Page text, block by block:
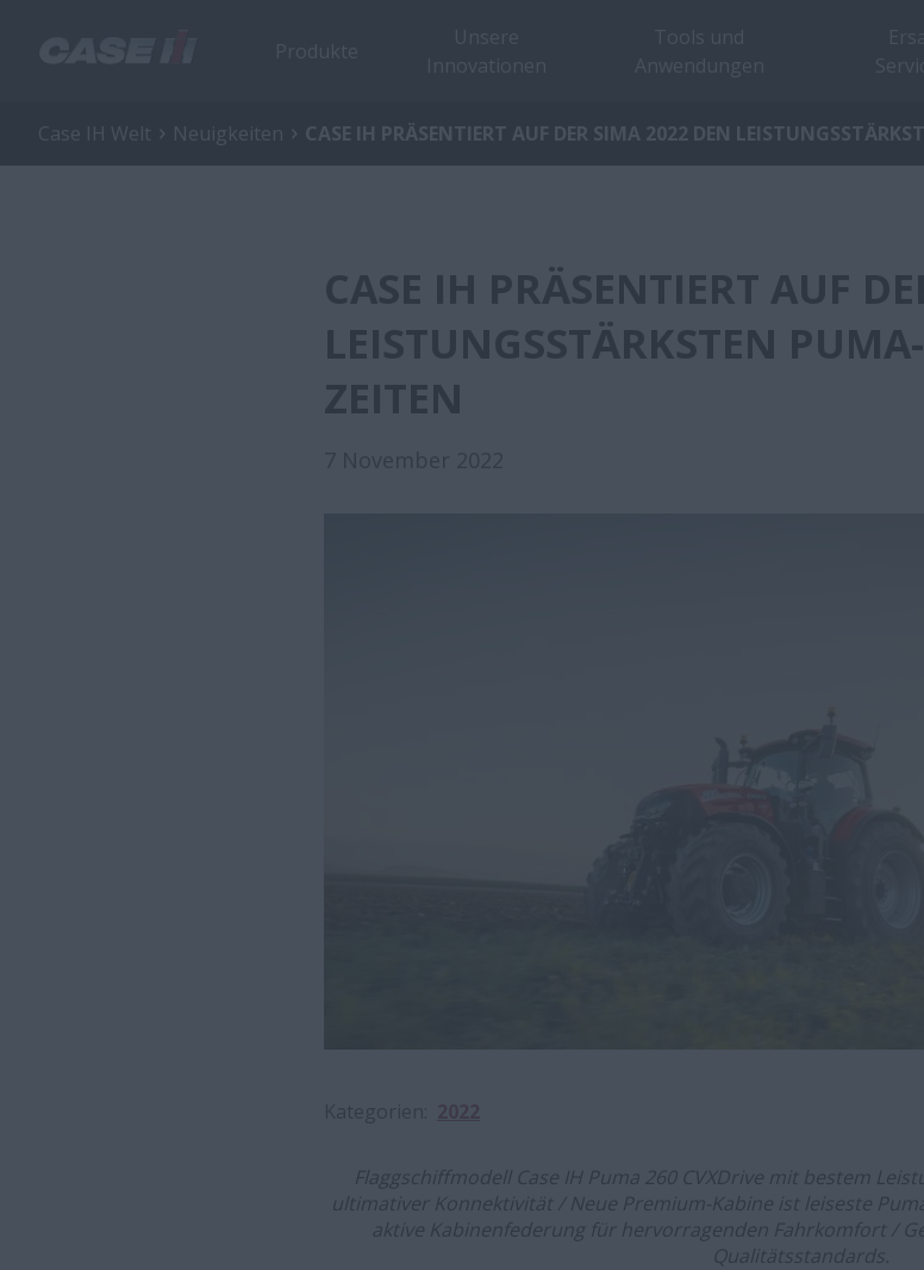
Case IH Welt Neuigkeiten CASE IH PRÄSENTIERT AUF DER SIMA 2022 DEN
CASE IH PRÄSENTIERT AUF
LEISTUNGSSTÄRKSTEN
ZEITEN
​​​​Flaggschiffmodell Case IH Puma 260 CVXDrive mit bestem
ultimativer Konnektivität / Neue Premium-Kabine ist leiseste
aktive Kabinenfederung für hervorragenden Fahrkomfort /
Qualitätsstandards.